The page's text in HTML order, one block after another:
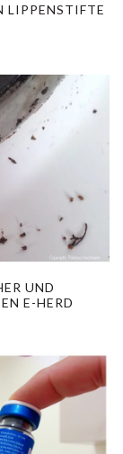
LIPPENSTIFTE
UND
E-HERD